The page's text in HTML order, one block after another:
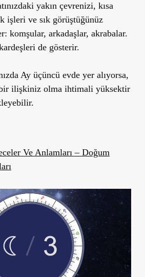
yakın çevrenizi, kısa
işleri ve sık görüştüğünüz
komşular, arkadaşlar, akrabalar.
de gösterir.
Ay üçüncü evde yer alıyorsa,
ilişkiniz olma ihtimali yüksektir
Ve Anlamları – Doğum